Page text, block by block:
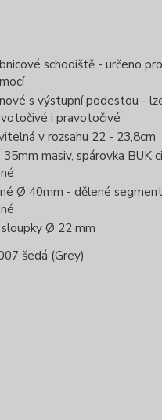
schodiště - určeno
s výstupní podestou -
i pravotočivé
v rozsahu 22 - 23,8cm
masiv, spárovka BUK
Ø 40mm - dělené
Ø 22 mm
šedá (Grey)